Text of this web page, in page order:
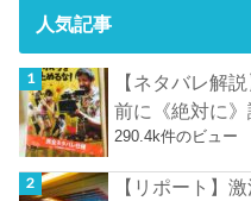
人気記事
【ネタバレ解
前に《絶対に
290.4k件のビュー
【リポート】